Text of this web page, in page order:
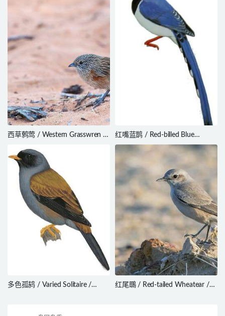
西草鹩莺 / Western Grasswren /
红嘴蓝鹊 / Red-billed Blue
Magpie / Urocissa erythroryncha
多色孤鸫 / Varied Solitaire /
红尾䳭 / Red-tailed Wheatear /